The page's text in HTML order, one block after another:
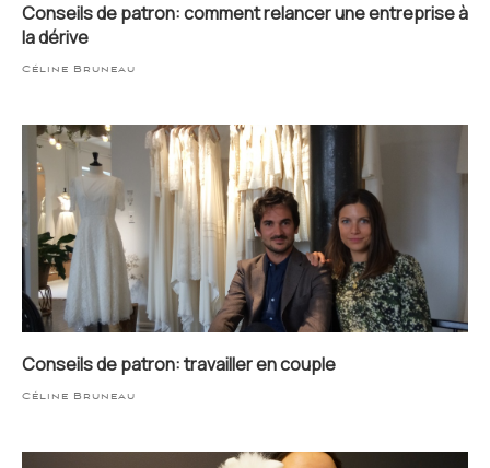
Conseils de patron: comment relancer une entreprise à
la dérive
Céline Bruneau
Conseils de patron: travailler en couple
Céline Bruneau